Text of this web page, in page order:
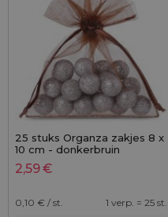
25 stuks Organza zakjes 8 x
10 cm - donkerbruin
2,59€
0,10 € / st. 1 verp. = 25 st.